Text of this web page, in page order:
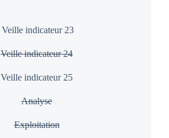
Veille indicateur 23
Veille indicateur 24
Veille indicateur 25
Analyse
Exploitation